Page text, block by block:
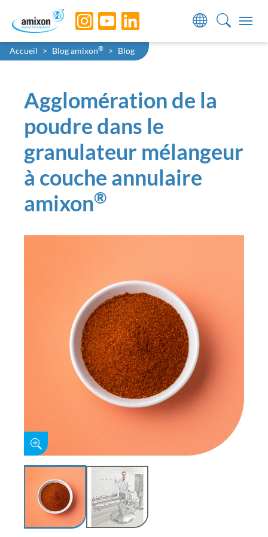
Skip to main navigation
Skip to main content
Skip to page footer
You are here:
Accueil Blog amixon® Blog
Agglomération de la
poudre dans le
granulateur mélangeur
à couche annulaire
amixon®